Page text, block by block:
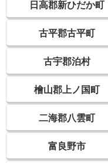
日高郡新ひだか町
古平郡古平町
古宇郡泊村
檜山郡上ノ国町
二海郡八雲町
富良野市